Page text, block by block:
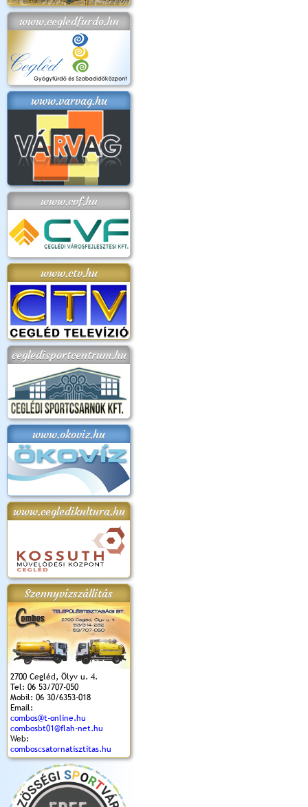
www.cegledfurdo.hu
www.varvag.hu
www.cvf.hu
www.ctv.hu
cegledisportcentrum.hu
www.okoviz.hu
www.cegledikultura.hu
Szennyvízszállítás
2700 Cegléd, Ölyv u. 4.
Tel: 06 53/707-050
Mobil: 06 30/6353-018
Email:
combos@t-online.hu
combosbt01@flah-net.hu
Web:
comboscsatornatisztitas.hu
2018.
Kossuth Toborzó
Ünnepély
Szent István Ünnepe
(2017. 08. 20.)